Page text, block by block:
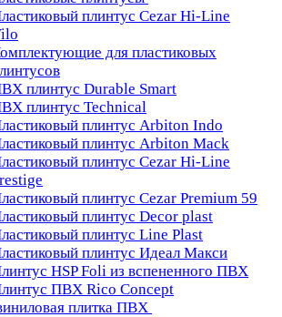
плинтус Cezar Hi-Line
для пластиковых
плинтус Durable Smart
плинтус Technical
плинтус Arbiton Indo
плинтус Arbiton Mack
плинтус Cezar Hi-Line
плинтус Cezar Premium 59
плинтус Decor plast
плинтус Line Plast
плинтус Идеал Макси
HSP Foli из вспененного ПВХ
ПВХ Rico Concept
плитка ПВХ